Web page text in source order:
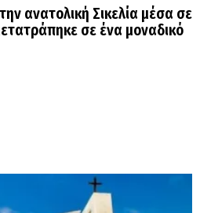
ανατολική Σικελία μέσα σε
σε ένα μοναδικό